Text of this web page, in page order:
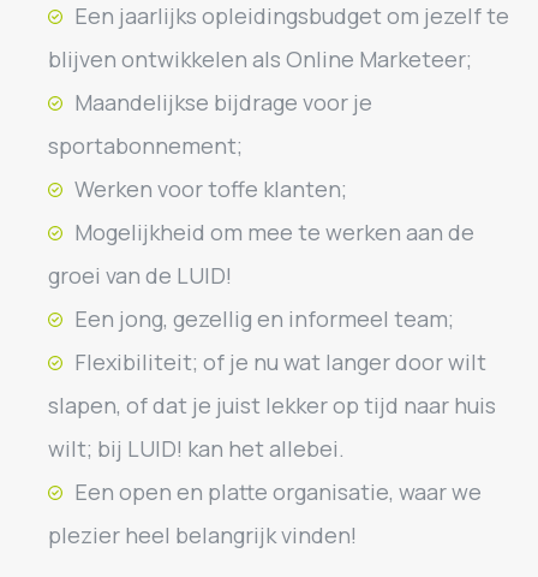
Een jaarlijks opleidingsbudget om jezelf te
blijven ontwikkelen als Online Marketeer;
Maandelijkse bijdrage voor je
sportabonnement;
Werken voor toffe klanten;
Mogelijkheid om mee te werken aan de
groei van de LUID!
Een jong, gezellig en informeel team;
Flexibiliteit; of je nu wat langer door wilt
slapen, of dat je juist lekker op tijd naar huis
wilt; bij LUID! kan het allebei.
Een open en platte organisatie, waar we
plezier heel belangrijk vinden!